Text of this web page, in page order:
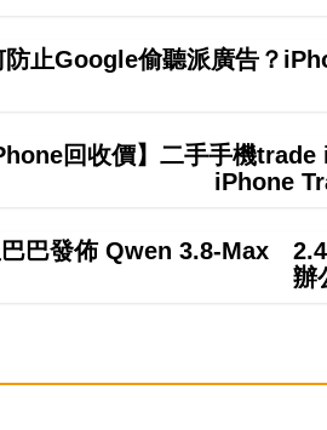
防止Google偷聽派廣告？
回收價】二手手機
iPhone
巴巴發佈 Qwen 3.8-Max
辦